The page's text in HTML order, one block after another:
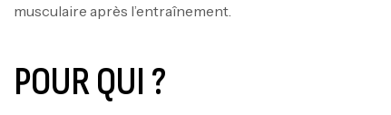
musculaire après l’entraînement.
POUR QUI ?